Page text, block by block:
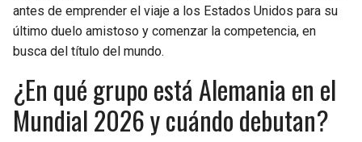
antes de emprender el viaje a los Estados Unidos para su
último duelo amistoso y comenzar la competencia, en
busca del título del mundo.
¿En qué grupo está Alemania en el
Mundial 2026 y cuándo debutan?